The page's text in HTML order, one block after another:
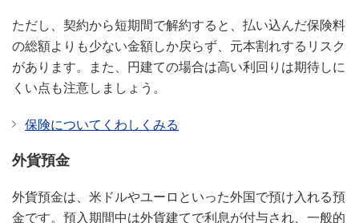
ただし、契約から短期間で解約すると、払い込んだ保険料
の総額よりも少ない金額しか戻らず、元本割れするリスク
があります。また、円建ての場合は高い利回りは期待しに
くい点も注意しましょう。
保険についてくわしくみる
外貨預金
外貨預金は、米ドルやユーロといった外国で預け入れる預
金です。預入期間中は外貨建てで利息が付与され、一般的